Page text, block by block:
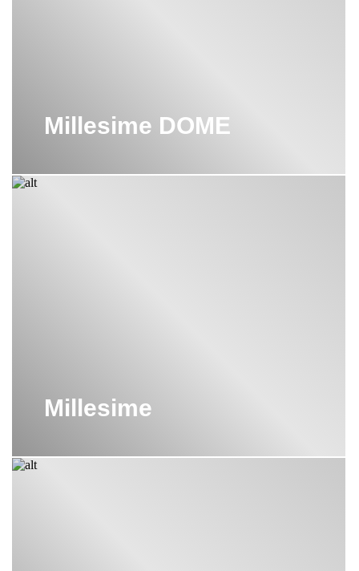
Millesime DOME
Millesime